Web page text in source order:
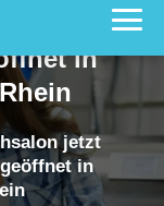
in
jetzt
in